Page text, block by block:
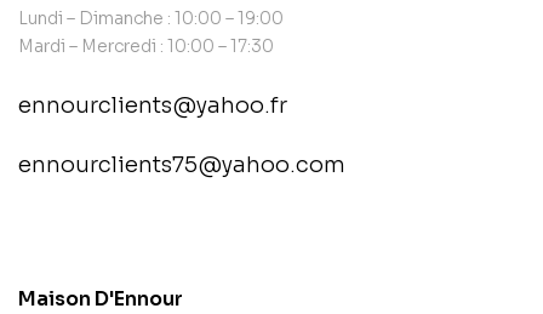
Lundi – Dimanche : 10:00 – 19:00
Mardi – Mercredi : 10:00 – 17:30
ennourclients@yahoo.fr
ennourclients75@yahoo.com
Maison D'Ennour